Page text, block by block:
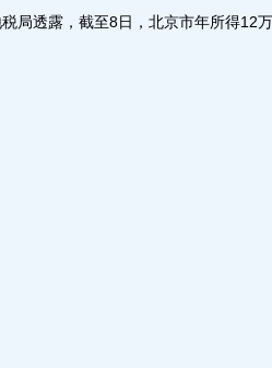
透露，截至8日，北京市年所得12